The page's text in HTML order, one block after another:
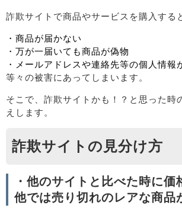
詐欺サイトで商品やサービスを購入する
・商品が届かない
・万が一届いても商品が偽物
・メールアドレスや連絡先等の個人情報
等々の被害にあってしまいます。
そこで、詐欺サイトかも！？と思った時
えします。
詐欺サイトの見分け方
・他のサイトと比べた時に価
他では売り切れのレアな商品